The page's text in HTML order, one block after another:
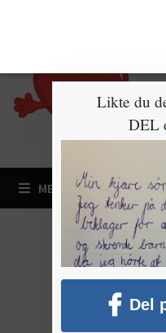
MENY
Likte du
DEL
Del